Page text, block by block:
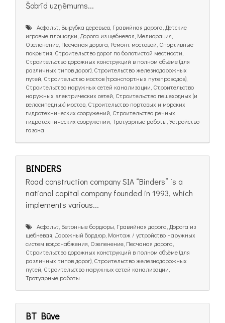
Šobrīd uzņēmums...
Асфальт, Вырубка деревьев, Гравийная дорога, Детские
игровые площадки, Дорога из щебневая, Мелиорация,
Озеленение, Песчаная дорога, Ремонт мостовой, Спортивные
покрытия, Строительство дорог по болотистой местности,
Строительство дорожных конструкций в полном объёме (для
различных типов дорог), Строительство железнодорожных
путей, Строительство мостов (транспортных путепроводов),
Строительство наружных сетей канализации, Строительство
наружных электрических сетей, Строительство пешеходных (и
велосипедных) мостов, Строительство портовых и морских
гидротехнических сооружений, Строительство речных
гидротехнических сооружений, Тротуарные работы, Устройство
газона
BINDERS
Road construction company SIA “Binders” is a
national capital company founded in 1993, which
implements various...
Асфальт, Бетонные бордюры, Гравийная дорога, Дорога из
щебневая, Дорожный бордюр, Монтаж / устройство наружных
систем водоснабжения, Озеленение, Песчаная дорога,
Строительство дорожных конструкций в полном объёме (для
различных типов дорог), Строительство железнодорожных
путей, Строительство наружных сетей канализации,
Тротуарные работы
BT Būve